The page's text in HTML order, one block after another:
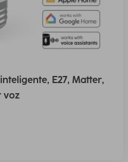
E27, Matter,
voz